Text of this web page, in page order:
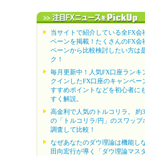
当サイトで紹介している全FX会
ペーンを掲載！たくさんのFX会
ペーンから比較検討したい方は
ク！
毎月更新中！人気FX口座ランキ
クインしたFX口座のキャンペー
すすめポイントなどを初心者に
すく解説。
高金利で人気のトルコリラ。 約
の「トルコリラ/円」のスワップ
調査して比較！
なぜあなたのダウ理論は機能し
田向宏行が導く「ダウ理論マス